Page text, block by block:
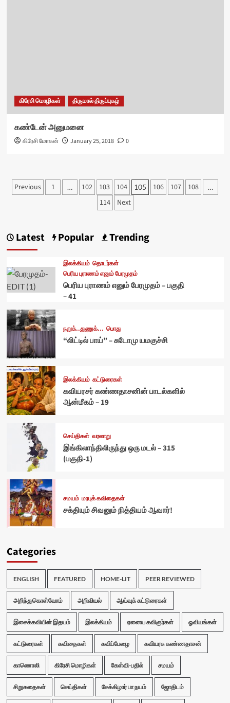
கிரேசி மொழிகள் திருமால் திருப்புகழ்
கண்டேன் அனுமனை
கிரேசி மோகன் January 25, 2018 0
Posts
Previous 1 … 102 103 104 105 106 107 108 …
114 Next
Latest Popular Trending
இலக்கியம் தொடர்கள்
பெரிய புராணம் எனும் பேரமுதம்
பெரிய புராணம் எனும் பேரமுதம் – பகுதி
– 41
நறுக்..துணுக்... பொது
“லிட்டில் பாய்” – சுடோமு யமகுச்சி
இலக்கியம் கட்டுரைகள்
கவியரசர் கண்ணதாசனின் பாடல்களில்
ஆன்மீகம் – 19
செய்திகள் வரலாறு
இங்கிலாந்திலிருந்து ஒரு மடல் – 315
(பகுதி-1)
சமயம் மரபுக் கவிதைகள்
சக்தியும் சிவனும் நித்தியம் ஆவார்!
Categories
ENGLISH FEATURED HOME-LIT PEER REVIEWED
அறிந்துகொள்வோம் அறிவியல் ஆய்வுக் கட்டுரைகள்
இசைக்கவியின் இதயம் இலக்கியம் ஏனைய கவிஞர்கள் ஓவியங்கள்
கட்டுரைகள் கவிதைகள் கவிப்பேழை கவியரசு கண்ணதாசன்
காணொலி கிரேசி மொழிகள் கேள்வி-பதில் சமயம்
சிறுகதைகள் செய்திகள் சேக்கிழார் பா நயம் ஜோதிடம்